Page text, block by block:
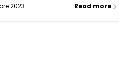
2023 Read more